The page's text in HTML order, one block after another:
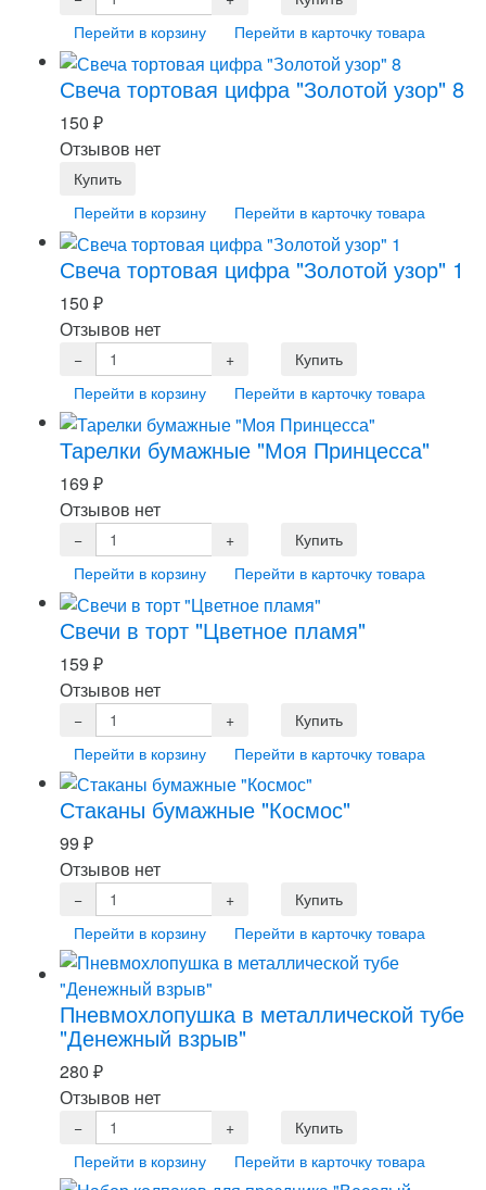
Перейти в корзину Перейти в карточку товара
Свеча тортовая цифра "Золотой узор" 8
150 ₽
Отзывов нет
Перейти в корзину Перейти в карточку товара
Свеча тортовая цифра "Золотой узор" 1
150 ₽
Отзывов нет
Перейти в корзину Перейти в карточку товара
Тарелки бумажные "Моя Принцесса"
169 ₽
Отзывов нет
Перейти в корзину Перейти в карточку товара
Свечи в торт "Цветное пламя"
159 ₽
Отзывов нет
Перейти в корзину Перейти в карточку товара
Стаканы бумажные "Космос"
99 ₽
Отзывов нет
Перейти в корзину Перейти в карточку товара
Пневмохлопушка в металлической тубе
"Денежный взрыв"
280 ₽
Отзывов нет
Перейти в корзину Перейти в карточку товара